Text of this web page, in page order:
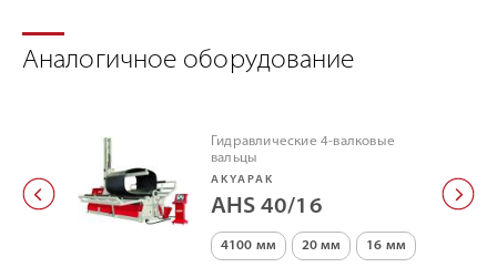
Аналогичное оборудование
Гидравлические 4-валковые
вальцы
AKYAPAK
AHS 40/16
4100 мм 20 мм 16 мм